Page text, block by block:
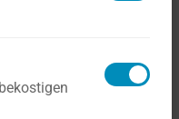
de website van de